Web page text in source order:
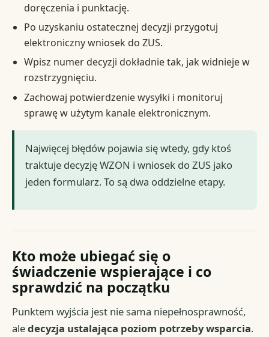
doręczenia i punktację.
Po uzyskaniu ostatecznej decyzji przygotuj
elektroniczny wniosek do ZUS.
Wpisz numer decyzji dokładnie tak, jak widnieje w
rozstrzygnięciu.
Zachowaj potwierdzenie wysyłki i monitoruj
sprawę w użytym kanale elektronicznym.
Najwięcej błędów pojawia się wtedy, gdy ktoś
traktuje decyzję WZON i wniosek do ZUS jako
jeden formularz. To są dwa oddzielne etapy.
Kto może ubiegać się o
świadczenie wspierające i co
sprawdzić na początku
Punktem wyjścia jest nie sama niepełnosprawność,
aledecyzja ustalająca poziom potrzeby wsparcia.